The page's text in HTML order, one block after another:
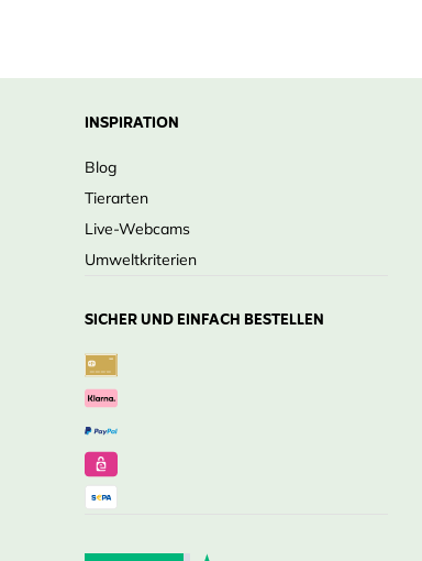
INSPIRATION
Blog
Tierarten
Live-Webcams
Umweltkriterien
SICHER UND EINFACH BESTELLEN